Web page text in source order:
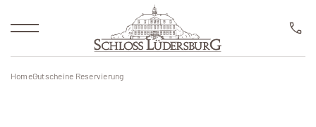
Übernachtung
HOTEL ROOM BOOKING
Reservierung
HomeGutscheine Reservierung